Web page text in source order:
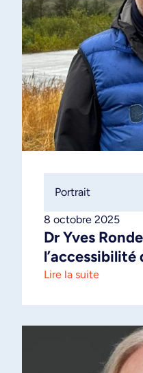
8 octobre 2025
Portrait
Dr Yves
l’accessibilité
Lire la suite